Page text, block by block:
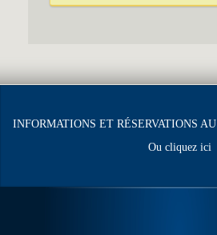
INFORMATIONS ET RÉSERVATIONS AU
Ou cliquez ici